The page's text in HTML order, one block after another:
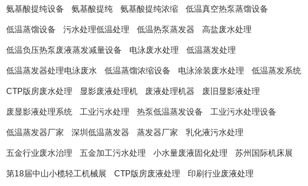
氨基酸提纯设备 氨基酸提纯 氨基酸提纯浓缩 低温真空热泵蒸馏设备
低温蒸馏设备 污水处理低温处理 低温热泵蒸发器 高盐废水处理
低温负压热泵废液蒸发减量设备 电泳废水处理 低温蒸发处理
低温蒸发器处理电泳废水 低温蒸馏浓缩设备 电泳涂装废水处理 低温蒸发系统
CTP版房废水处理 显影废液处理机 废液处理机器 废旧显影液处理
废显影液处理系统 工业污水处理 热泵低温蒸发设备 工业污水处理设备
低温蒸发器厂家 深圳低温蒸发器 蒸发器厂家 乳化液污水处理
五金行业废水治理 五金加工污水处理 小水量废液固化处理 苏州国际机床展
第18届中山小榄轻工机械展 CTP版房废液处理 印刷行业废液处理